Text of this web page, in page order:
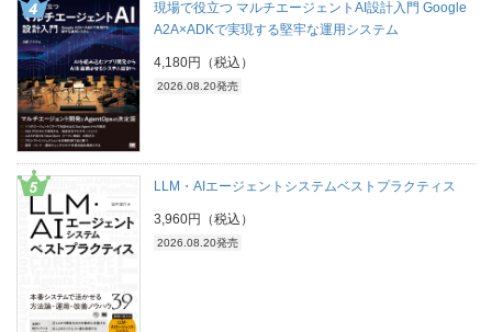
現場で役立つ マルチエージェントAI設計入門 Google
A2A×ADKで実現する堅牢な運用システム
4,180円（税込）
2026.08.20発売
LLM・AIエージェントシステムベストプラクティス
3,960円（税込）
2026.08.20発売